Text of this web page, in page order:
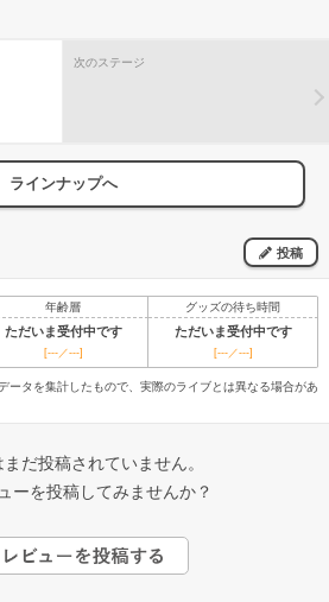
次のステージ
ラインナップへ
投稿
年齢層 グッズの待ち時間
ただいま受付中です ただいま受付中です
[---／---] [---／---]
ータを集計したもので、実際のライブとは異なる場合があ
だ投稿されていません。
ーを投稿してみませんか？